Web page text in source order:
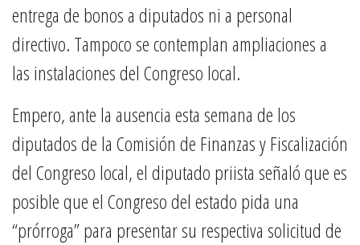
entrega de bonos a diputados ni a personal
directivo. Tampoco se contemplan ampliaciones a
las instalaciones del Congreso local.
Empero, ante la ausencia esta semana de los
diputados de la Comisión de Finanzas y Fiscalización
del Congreso local, el diputado priista señaló que es
posible que el Congreso del estado pida una
“prórroga” para presentar su respectiva solicitud de